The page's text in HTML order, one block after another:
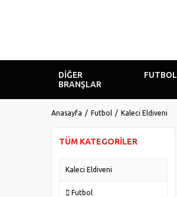
DIĞER
BRANŞLAR
FUTBOL
Anasayfa Futbol Kaleci Eldiveni
TÜM KATEGORILER
Kaleci Eldiveni
Futbol